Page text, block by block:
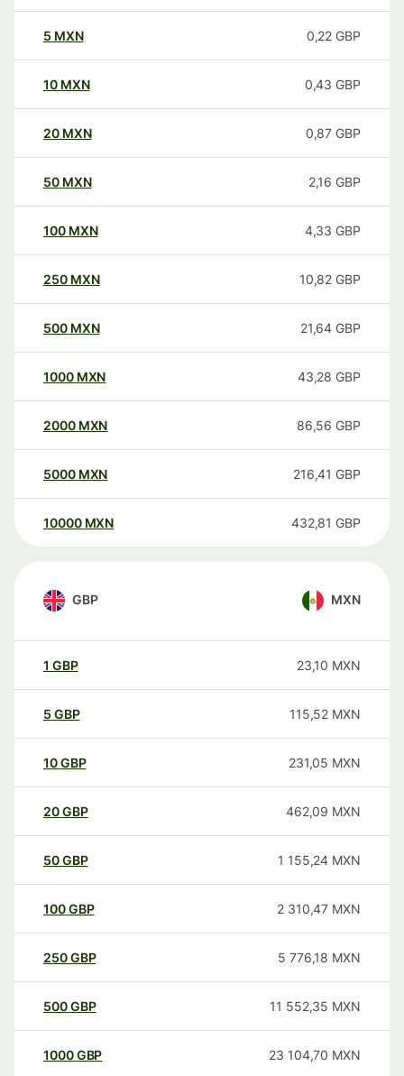
5 MXN 0,22 GBP
10 MXN 0,43 GBP
20 MXN 0,87 GBP
50 MXN 2,16 GBP
100 MXN 4,33 GBP
250 MXN 10,82 GBP
500 MXN 21,64 GBP
1000 MXN 43,28 GBP
2000 MXN 86,56 GBP
5000 MXN 216,41 GBP
10000 MXN 432,81 GBP
GBP MXN
1 GBP 23,10 MXN
5 GBP 115,52 MXN
10GBP 231,05 MXN
20GBP 462,09 MXN
50GBP 1 155,24 MXN
100GBP 2 310,47 MXN
250GBP 5 776,18 MXN
500GBP 11 552,35 MXN
1000GBP 23 104,70 MXN